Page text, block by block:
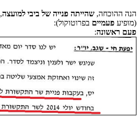
הנה ההוכחה, שהייתה פנייה של ביבי למועצה
(מופיע פעמיים בפרוטוקול):
פעם ראשונה: